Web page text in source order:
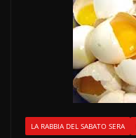
LA RABBIA DEL SABATO SERA